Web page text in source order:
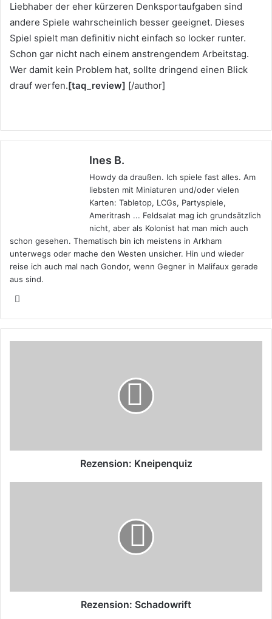
Liebhaber der eher kürzeren Denksportaufgaben sind
andere Spiele wahrscheinlich besser geeignet. Dieses
Spiel spielt man definitiv nicht einfach so locker runter.
Schon gar nicht nach einem anstrengendem Arbeitstag.
Wer damit kein Problem hat, sollte dringend einen Blick
drauf werfen.[taq_review] [/author]
Ines B.
Howdy da draußen. Ich spiele fast alles. Am
liebsten mit Miniaturen und/oder vielen
Karten: Tabletop, LCGs, Partyspiele,
Ameritrash ... Feldsalat mag ich grundsätzlich
nicht, aber als Kolonist hat man mich auch
schon gesehen. Thematisch bin ich meistens in Arkham
unterwegs oder mache den Westen unsicher. Hin und wieder
reise ich auch mal nach Gondor, wenn Gegner in Malifaux gerade
aus sind.
Rezension: Kneipenquiz
Rezension: Schadowrift